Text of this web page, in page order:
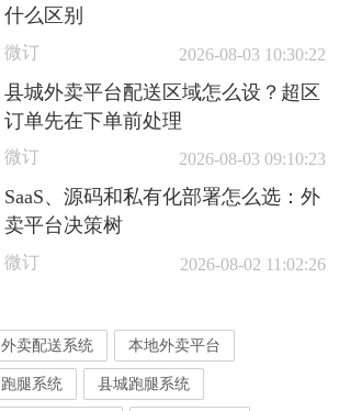
什么区别
微订 2026-08-03 10:30:22
县城外卖平台配送区域怎么设？超区
订单先在下单前处理
微订 2026-08-03 09:10:23
SaaS、源码和私有化部署怎么选：外
卖平台决策树
微订 2026-08-02 11:02:26
外卖配送系统 本地外卖平台
跑腿系统 县城跑腿系统